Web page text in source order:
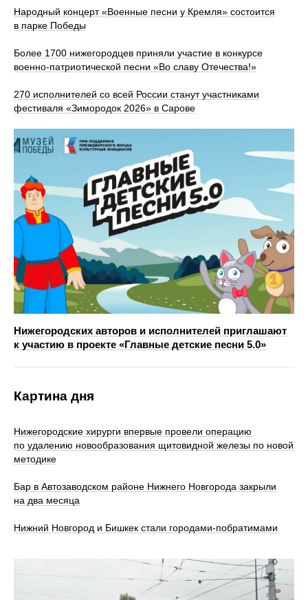
Народный концерт «Военные песни у Кремля» состоится
в парке Победы
Более 1700 нижегородцев приняли участие в конкурсе
военно-патриотической песни «Во славу Отечества!»
270 исполнителей со всей России станут участниками
фестиваля «Зимородок 2026» в Сарове
Нижегородских авторов и исполнителей приглашают
к участию в проекте «Главные детские песни 5.0»
Картина дня
Нижегородские хирурги впервые провели операцию
по удалению новообразования щитовидной железы по новой
методике
Бар в Автозаводском районе Нижнего Новгорода закрыли
на два месяца
Нижний Новгород и Бишкек стали городами-побратимами